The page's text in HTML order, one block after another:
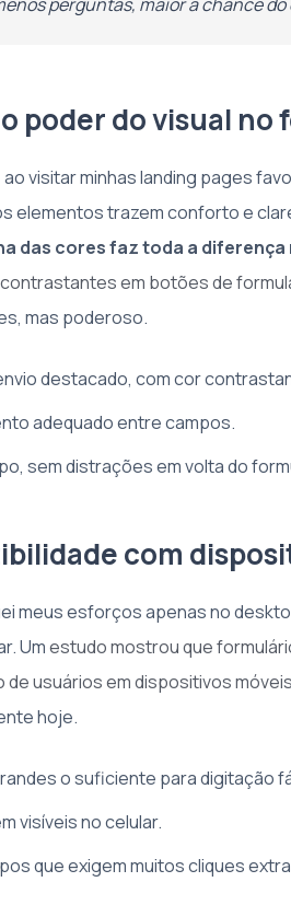
poder do visual no
visitar minhas landing pages
elementos trazem conforto e
das cores faz toda a
em botões de
mas poderoso.
destacado, com cor
adequado entre campos.
sem distrações em volta do
com
meus esforços apenas no
Umestudo mostrou que
de usuários em dispositivos móveis
hoje.
o suficiente para digitação
visíveis no celular.
que exigem muitos cliques